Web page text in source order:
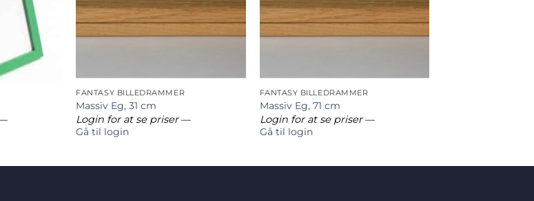
FANTASY BILLEDRAMMER
Massiv Eg, 31 cm
Login for at se priser—
Gå til login
FANTASY BILLEDRAMMER
Massiv Eg, 71 cm
Login for at se priser—
Gå til login